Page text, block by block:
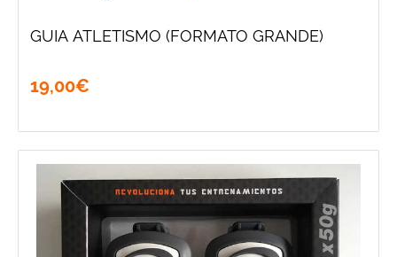
GUIA ATLETISMO (FORMATO GRANDE)
19,00€